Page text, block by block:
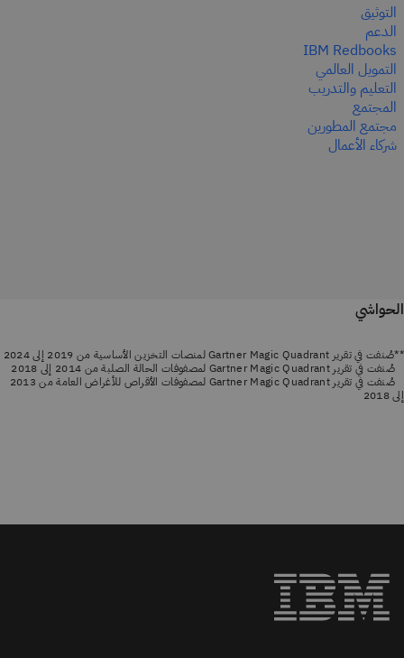
التوثيق
الدعم
IBM Redbooks
التمويل العالمي
التعليم والتدريب
المجتمع
مجتمع المطورين
شركاء الأعمال
الحواشي
**صُنفت في تقرير Gartner Magic Quadrant لمنصات التخزين الأساسية من 2019 إلى 2024
صُنفت في تقرير Gartner Magic Quadrant لمصفوفات الحالة الصلبة من 2014 إلى 2018
صُنفت في تقرير Gartner Magic Quadrant لمصفوفات الأقراص للأغراض العامة من 2013
إلى 2018